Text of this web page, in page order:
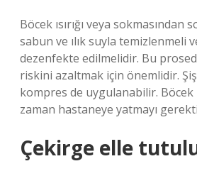
Böcek ısırığı veya sokmasından
sabun ve ılık suyla temizlenmeli
dezenfekte edilmelidir. Bu
riskini azaltmak için önemlidir.
kompres de uygulanabilir. Böcek
zaman hastaneye yatmayı
Çekirge elle